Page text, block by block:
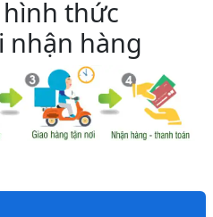
thức
nhận hàng